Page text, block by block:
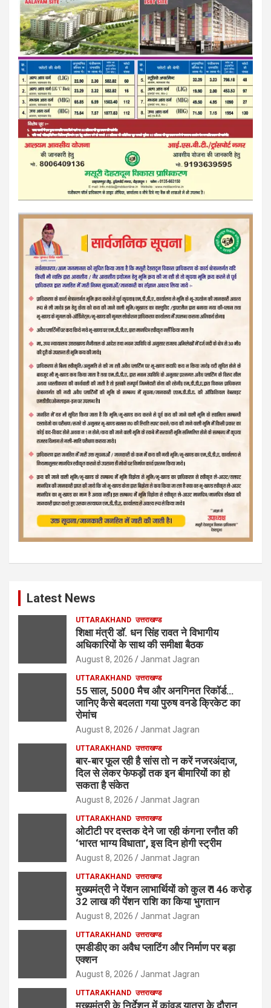
Latest News
UTTARAKHAND उत्तराखण्ड
शिक्षा मंत्री डॉ. धन सिंह रावत ने विभागीय
अधिकारियों के साथ की समीक्षा बैठक
August 8, 2026 Janmat Jagran
UTTARAKHAND उत्तराखण्ड
55 साल, 5000 मैच और अनगिनत रिकॉर्ड…
जानिए कैसे बदलता गया पुरुष वनडे क्रिकेट का
रोमांच
August 8, 2026 Janmat Jagran
UTTARAKHAND उत्तराखण्ड
बार-बार फूल रही है सांस तो न करें नजरअंदाज,
दिल से लेकर फेफड़ों तक इन बीमारियों का हो
सकता है संकेत
August 8, 2026 Janmat Jagran
UTTARAKHAND उत्तराखण्ड
ओटीटी पर दस्तक देने जा रही कंगना रनौत की
‘भारत भाग्य विधाता’, इस दिन होगी स्ट्रीम
August 8, 2026 Janmat Jagran
UTTARAKHAND उत्तराखण्ड
मुख्यमंत्री ने पेंशन लाभार्थियों को कुल ₹ 146 करोड़
32 लाख की पेंशन राशि का किया भुगतान
August 8, 2026 Janmat Jagran
UTTARAKHAND उत्तराखण्ड
एमडीडीए का अवैध प्लाटिंग और निर्माण पर बड़ा
एक्शन
August 8, 2026 Janmat Jagran
UTTARAKHAND उत्तराखण्ड